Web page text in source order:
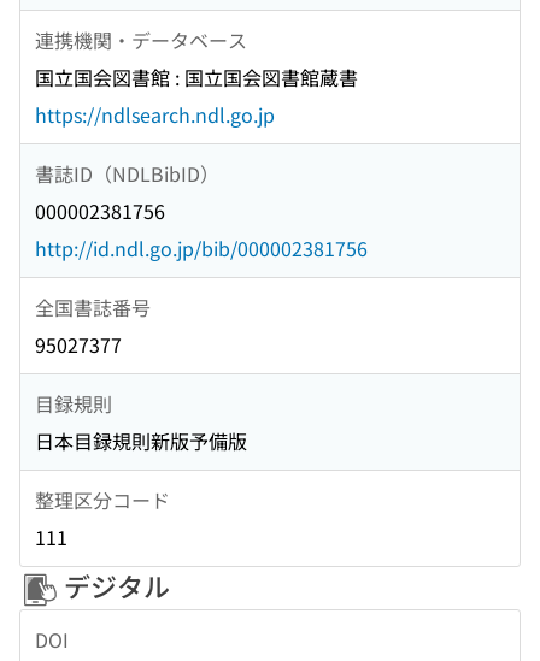
連携機関・データベース
国立国会図書館 : 国立国会図書館蔵書
https://ndlsearch.ndl.go.jp
書誌ID（NDLBibID）
000002381756
http://id.ndl.go.jp/bib/000002381756
全国書誌番号
95027377
目録規則
日本目録規則新版予備版
整理区分コード
111
デジタル
DOI